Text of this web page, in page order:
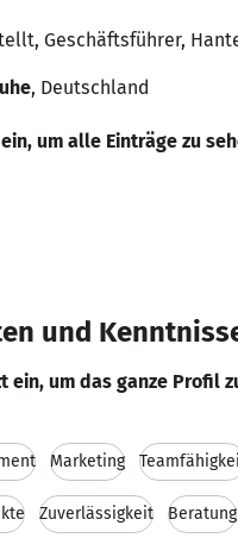
Geschäftsführer,
, Deutschland
um alle Einträge zu
und
ein, um das ganze Profil
Marketing
Zuverlässigkeit Beratung